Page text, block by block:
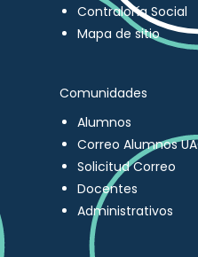
Contraloría Social
Mapa de sitio
Comunidades
Alumnos
Correo Alumnos
Solicitud Correo
Docentes
Administrativos